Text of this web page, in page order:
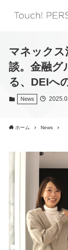
マネックス
談。金融グ
る、DEIへ
News
ホーム News